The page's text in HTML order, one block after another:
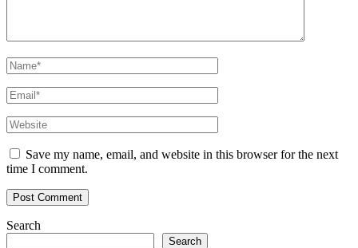
Save my name, email, and website in this browser for the next
time I comment.
Search
Search